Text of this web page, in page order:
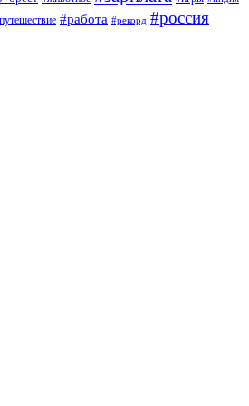
#работа #рекорд #россия